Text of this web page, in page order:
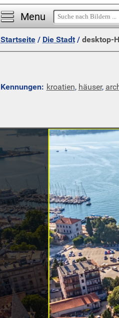
Menu
Startseite/ Die Stadt/ desktop-
Kennungen: kroatien, häuser,